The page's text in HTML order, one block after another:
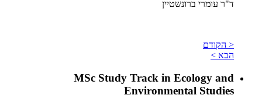
ד"ר עומרי ברונשטיין
< הקודם
הבא >
MSc Study Track in Ecology and
Environmental Studies